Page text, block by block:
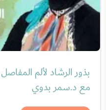
نصائح طبية
عمل جهاز الهضم
مزاجك" مع ناصر الريامي
شاهد الان